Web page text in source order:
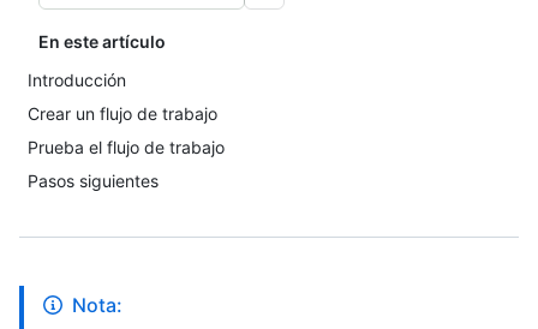
En este artículo
Introducción
Crear un flujo de trabajo
Prueba el flujo de trabajo
Pasos siguientes
Nota: